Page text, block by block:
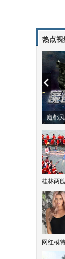
热点视
魔都
桂林两
网红模